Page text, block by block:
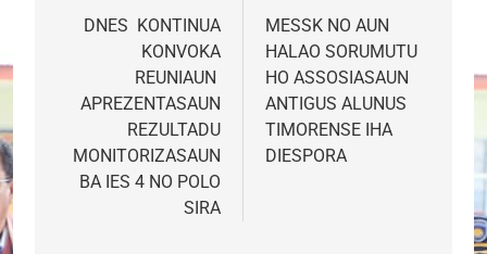
navigation
DNES KONTINUA
KONVOKA
REUNIAUN
APREZENTASAUN
REZULTADU
MONITORIZASAUN
BA IES 4 NO POLO
SIRA
MESSK NO AUN
HALAO SORUMUTU
HO ASSOSIASAUN
ANTIGUS ALUNUS
TIMORENSE IHA
DIESPORA